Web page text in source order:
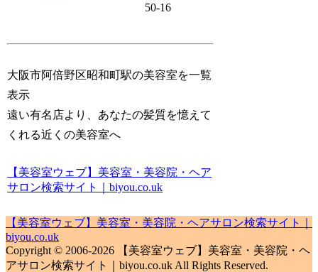
50-16
大阪市阿倍野区昭和町駅の美容室を一覧
表示
遠い有名店より、あなたの髪質を憶えて
くれる近くの美容室へ
【美容室ウェブ】美容室・美容院・ヘア
サロン検索サイト｜biyou.co.uk
【美容室ウェブ】美容室・美容院・ヘアサロン検索サイト｜
biyou.co.uk
Copyright © 2006-2026 【美容室ウェブ】美容室・美容院・ヘ
アサロン検索サイト｜biyou.co.uk All Rights Reserved.